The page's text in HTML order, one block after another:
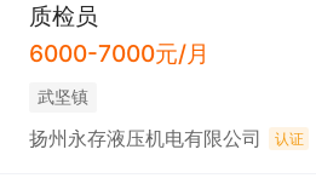
质检员
6000-7000元/月
武坚镇
扬州永存液压机电有限公司 认证